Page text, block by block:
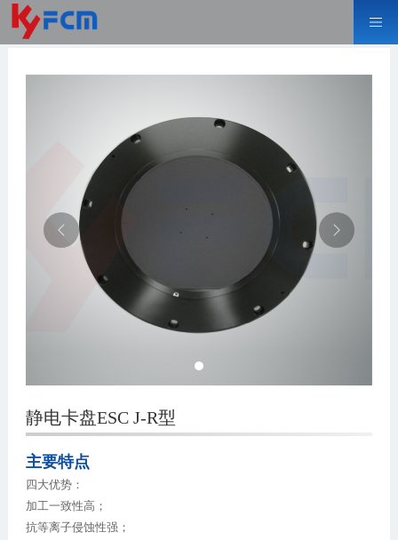
静电卡盘ESC J-R型
主要特点
四大优势：
加工一致性高；
抗等离子侵蚀性强；